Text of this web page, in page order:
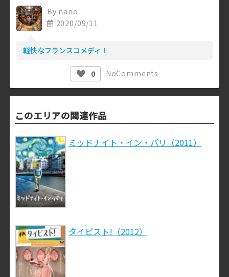
By nano
2020/09/11
軽快なフランスコメディ！
0 NoComments
このエリアの関連作品
ミッドナイト・イン・パリ（2011）
タイピスト!（2012）